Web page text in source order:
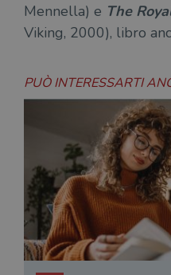
Mennella) e The
Viking, 2000), libro
PUÒ INTERESSARTI